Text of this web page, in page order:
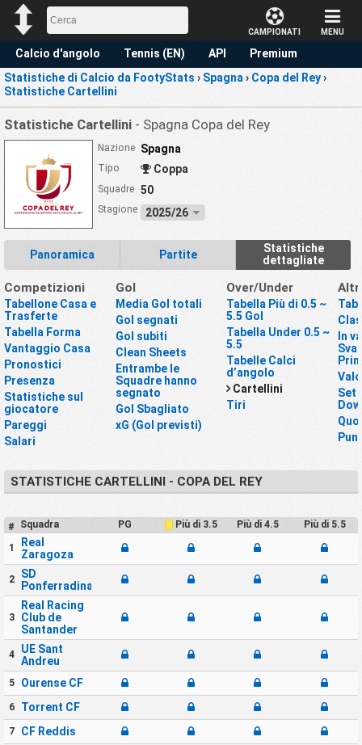
CAMPIONATI MENU
Calcio d'angolo Tennis (EN) API Premium
Pronostico
Statistiche di Calcio da FootyStats › Spagna › Copa del Rey›
Statistiche Cartellini
Statistiche Cartellini - Spagna Copa del Rey
Nazione Spagna
Tipo Coppa
Squadre 50
Stagione 2025/26
Panoramica Partite
Statistiche
dettagliate
Competizioni
Tabellone Casa e
Trasferte
Tabella Forma
Vantaggio Casa
Pronostici
Presenza
Statistiche sul
giocatore
Pareggi
Salari
Gol
Media Gol totali
Gol segnati
Gol subiti
Clean Sheets
Entrambe le
Squadre hanno
segnato
Gol Sbagliato
xG (Gol previsti)
Over/Under
Tabella Più di 0.5 ~
5.5 Gol
Tabella Under 0.5 ~
5.5
Tabelle Calci
d’angolo
Cartellini
Tiri
In
Set
STATISTICHE CARTELLINI - COPA DEL REY
# Squadra PG Più di 3.5 Più di 4.5 Più di 5.5
1
Real
Zaragoza
2
SD
Ponferradina
3
Real Racing
Club de
Santander
4
UE Sant
Andreu
5 Ourense CF
6 Torrent CF
7 CF Reddis